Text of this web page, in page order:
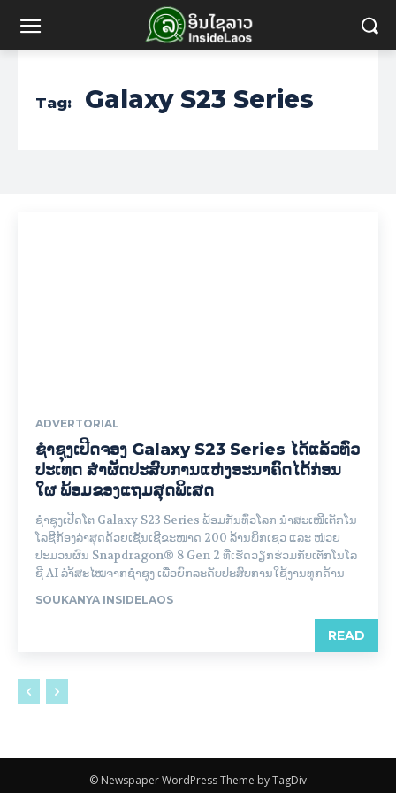
Tag: Galaxy S23 Series
ADVERTORIAL
ຊຳຊຸງເປີດຈອງ Galaxy S23 Series ໄດ້ແລ້ວທົ່ວ
ປະເທດ ສຳຜັດປະສົບການແຫ່ງອະນາຄົດໄດ້ກ່ອນ
ໃຜ ພ້ອມຂອງແຖມສຸດພິເສດ
ຊຳຊຸງເປີດໂຕ Galaxy S23 Series ພ້ອມກັນທົ່ວໂລກ ນໍາສະເໜີເຕັກໂນ
ໂລຊີກ້ອງລ່າສຸດດ້ວຍເຊັນເຊີຂະໜາດ 200 ລ້ານພິກເຊວ ແລະ ໜ່ວຍ
ປະມວນຜົນ Snapdragon® 8 Gen 2 ທີ່ເຮັດວຽກຮ່ວມກັບເຕັກໂນໂລ
ຊີ AI ລຳ້ສະໄໝຈາກຊຳຊຸງ ເພື່ອຍົກລະດັບປະສົບການໃຊ້ງານທຸກດ້ານ
SOUKANYA INSIDELAOS
READ
© Newspaper WordPress Theme by TagDiv